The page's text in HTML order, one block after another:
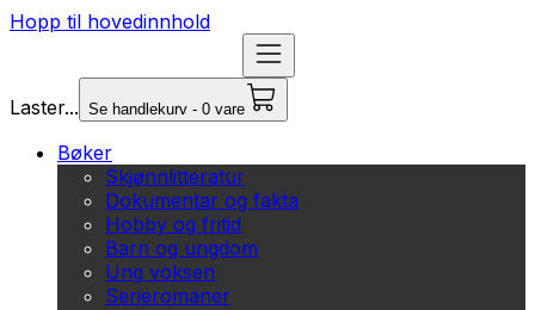
Hopp til hovedinnhold
Laster... Se handlekurv - 0 vare
Bøker
Skjønnlitteratur
Dokumentar og fakta
Hobby og fritid
Barn og ungdom
Ung voksen
Serieromaner